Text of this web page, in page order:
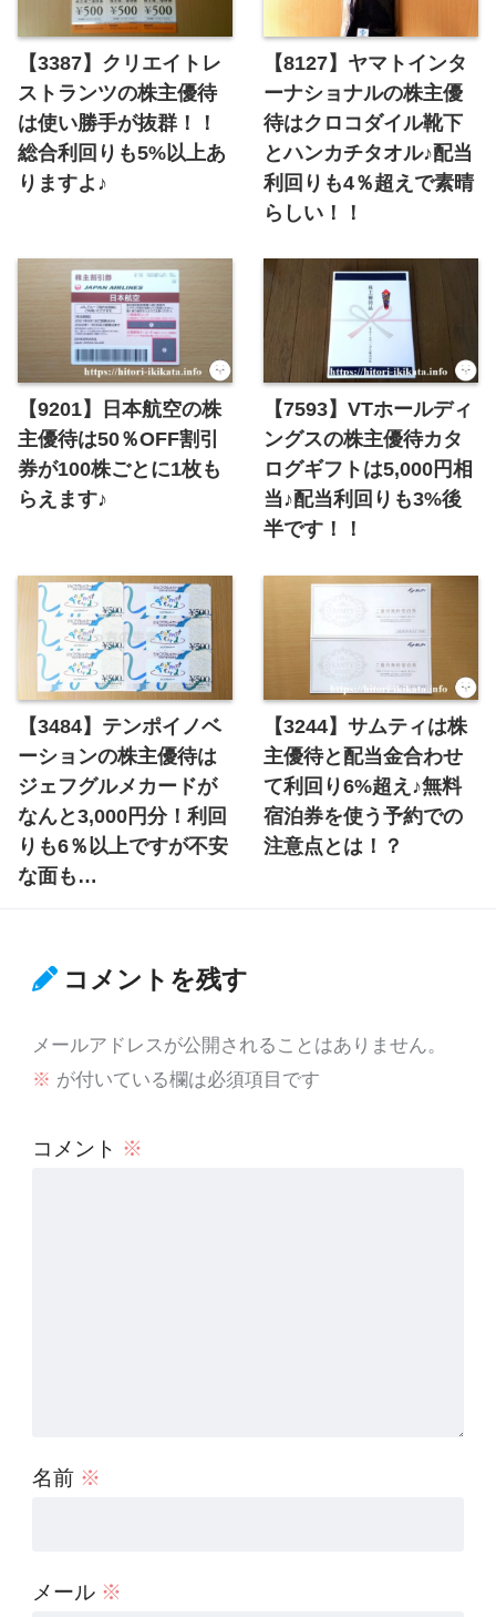
【3387】クリエイトレ
ストランツの株主優待
は使い勝手が抜群！！
総合利回りも5%以上あ
りますよ♪
【8127】ヤマトインタ
ーナショナルの株主優
待はクロコダイル靴下
とハンカチタオル♪配当
利回りも4％超えで素晴
らしい！！
【9201】日本航空の株
主優待は50％OFF割引
券が100株ごとに1枚も
らえます♪
【7593】VTホールディ
ングスの株主優待カタ
ログギフトは5,000円相
当♪配当利回りも3%後
半です！！
【3484】テンポイノベ
ーションの株主優待は
ジェフグルメカードが
なんと3,000円分！利回
りも6％以上ですが不安
な面も…
【3244】サムティは株
主優待と配当金合わせ
て利回り6%超え♪無料
宿泊券を使う予約での
注意点とは！？
コメントを残す
メールアドレスが公開されることはありません。
※ が付いている欄は必須項目です
コメント ※
名前 ※
メール ※